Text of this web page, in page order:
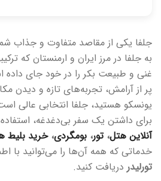
جلفا یکی از مقاصد متفاوت و جذاب
به جلفا در مرز ایران و ارمنستان که
غنی و طبیعت بکر را در خود جای داده
پر از آرامش، تجربه‌های تازه و دیدن
یونسکو هستید، جلفا انتخابی عالی
برای داشتن یک سفر بی‌دغدغه،
آنلاین هتل،تور، بومگردی،خرید بلیط
خدماتی که همه آن‌ها را می‌توانید با
تورلیدر دریافت کنید.